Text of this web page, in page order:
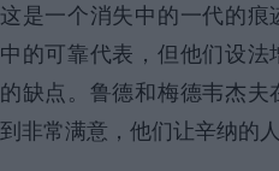
这是一个消失中的一代的
中的可靠代表，但他们设
的缺点。鲁德和梅德韦杰
到非常满意，他们让辛纳的